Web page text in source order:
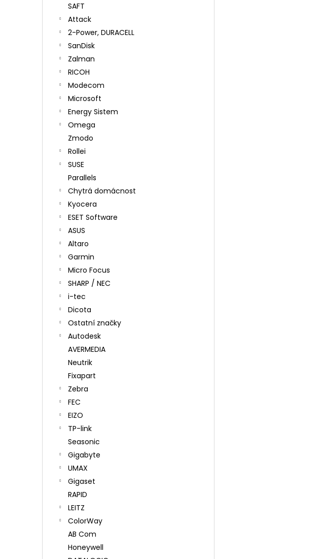
SAFT
Attack
2-Power, DURACELL
SanDisk
Zalman
RICOH
Modecom
Microsoft
Energy Sistem
Omega
Zmodo
Rollei
SUSE
Parallels
Chytrá domácnost
Kyocera
ESET Software
ASUS
Altaro
Garmin
Micro Focus
SHARP / NEC
i-tec
Dicota
Ostatní značky
Autodesk
AVERMEDIA
Neutrik
Fixapart
Zebra
FEC
EIZO
TP-link
Seasonic
Gigabyte
UMAX
Gigaset
RAPID
LEITZ
ColorWay
AB Com
Honeywell